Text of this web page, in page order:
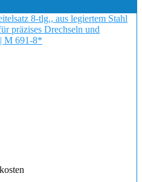
8-tlg., aus legiertem Stahl
präzises Drechseln und
M 691-8*